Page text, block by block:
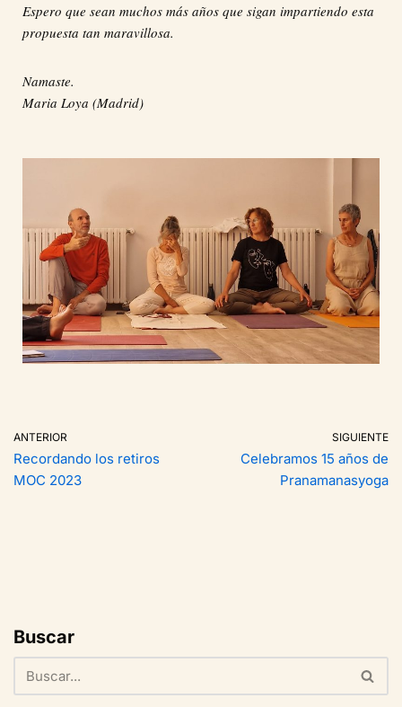
Espero que sean muchos más años que sigan impartiendo esta
propuesta tan maravillosa.
Namaste.
Maria Loya (Madrid)
ANTERIOR
Recordando los retiros
MOC 2023
SIGUIENTE
Celebramos 15 años de
Pranamanasyoga
Buscar